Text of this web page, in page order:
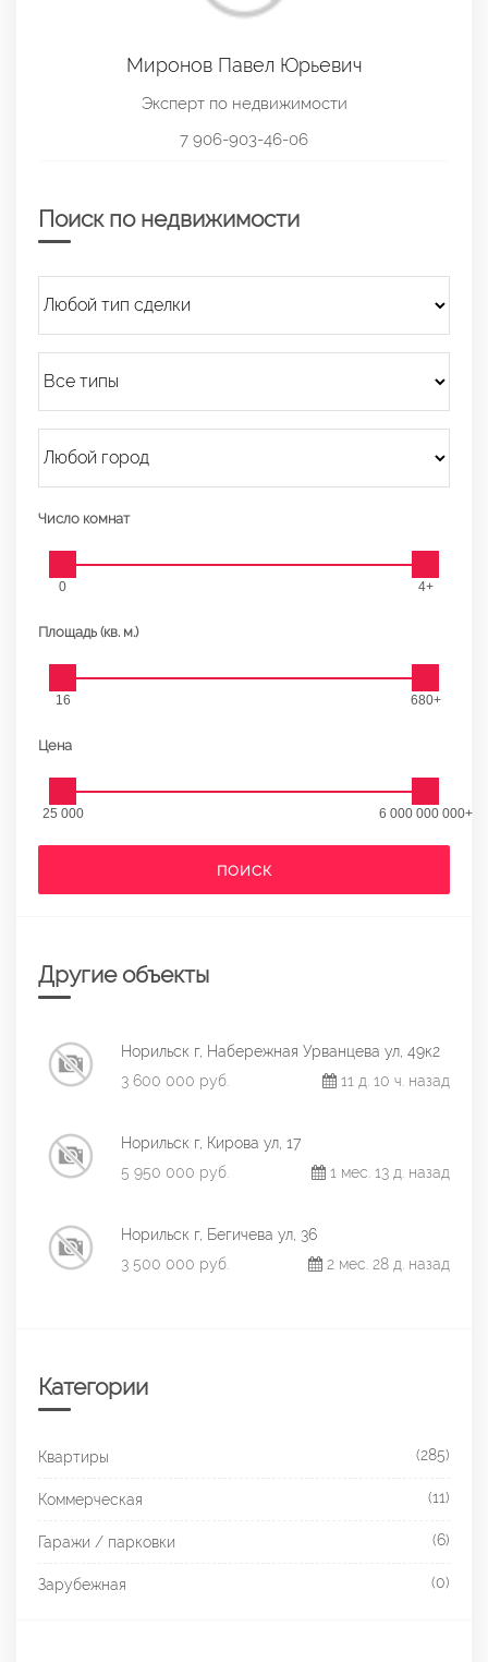
Миронов Павел Юрьевич
Эксперт по недвижимости
7 906-903-46-06
Поиск по недвижимости
Число комнат
0 4+
Площадь (кв. м.)
16 680+
Цена
25 000 6 000 000 000+
ПОИСК
Другие объекты
Норильск г, Набережная Урванцева ул, 49к2
3 600 000 руб.
11 д. 10 ч. назад
Норильск г, Кирова ул, 17
5 950 000 руб.
1 мес. 13 д. назад
Норильск г, Бегичева ул, 36
3 500 000 руб.
2 мес. 28 д. назад
Категории
Квартиры (285)
Коммерческая (11)
Гаражи / парковки (6)
Зарубежная (0)